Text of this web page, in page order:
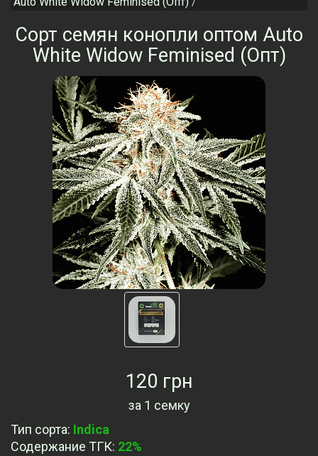
Сорт семян конопли оптом Auto
White Widow Feminised (Опт)
120 грн
за 1 семку
Тип сорта: Indica
Содержание ТГК: 22%